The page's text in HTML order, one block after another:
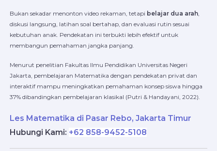
Bukan sekadar menonton video rekaman, tetapi belajar dua arah
diskusi langsung, latihan soal bertahap, dan evaluasi rutin sesuai
kebutuhan anak. Pendekatan ini terbukti lebih efektif untuk
membangun pemahaman jangka panjang.
Menurut penelitian Fakultas Ilmu Pendidikan Universitas Negeri
Jakarta, pembelajaran Matematika dengan pendekatan privat dan
interaktif mampu meningkatkan pemahaman konsep siswa hingga
37% dibandingkan pembelajaran klasikal (Putri & Handayani, 2022).
Les Matematika di Pasar Rebo, Jakarta Timur
Hubungi Kami: +62 858-9452-5108